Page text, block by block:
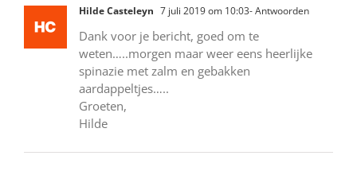
Hilde Casteleyn 7 juli 2019 om 10:03- Antwoorden
Dank voor je bericht, goed om te
weten…..morgen maar weer eens heerlijke
spinazie met zalm en gebakken
aardappeltjes…..
Groeten,
Hilde